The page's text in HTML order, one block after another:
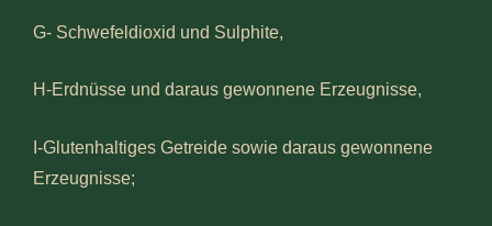
G- Schwefeldioxid und Sulphite,
H-Erdnüsse und daraus gewonnene Erzeugnisse,
I-Glutenhaltiges Getreide sowie daraus gewonnene
Erzeugnisse;